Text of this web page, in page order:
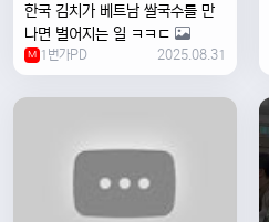
한국 김치가 베트남 쌀국수를 만
나면 벌어지는 일 ㅋㅋㄷ
M 1번가PD 2025.08.31